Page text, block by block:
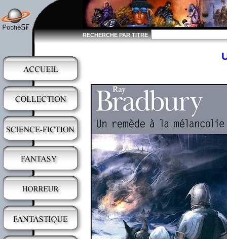
RECHERCHE PAR TITRE